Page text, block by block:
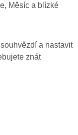
Měsíc a blízké
a nastavit
znát